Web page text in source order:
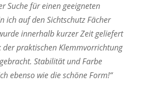
Suche für einen geeigneten
ich auf den Sichtschutz Fächer
innerhalb kurzer Zeit geliefert
der praktischen Klemmvorrichtung
Stabilität und Farbe
ebenso wie die schöne Form!“